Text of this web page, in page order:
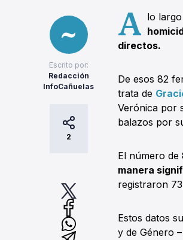
Escrito por:
Redacción
InfoCañuelas
2
A lo
directos.
De esos 82
trata de
Verónica por
balazos por
El número de
manera
registraron
Estos datos
y de Género